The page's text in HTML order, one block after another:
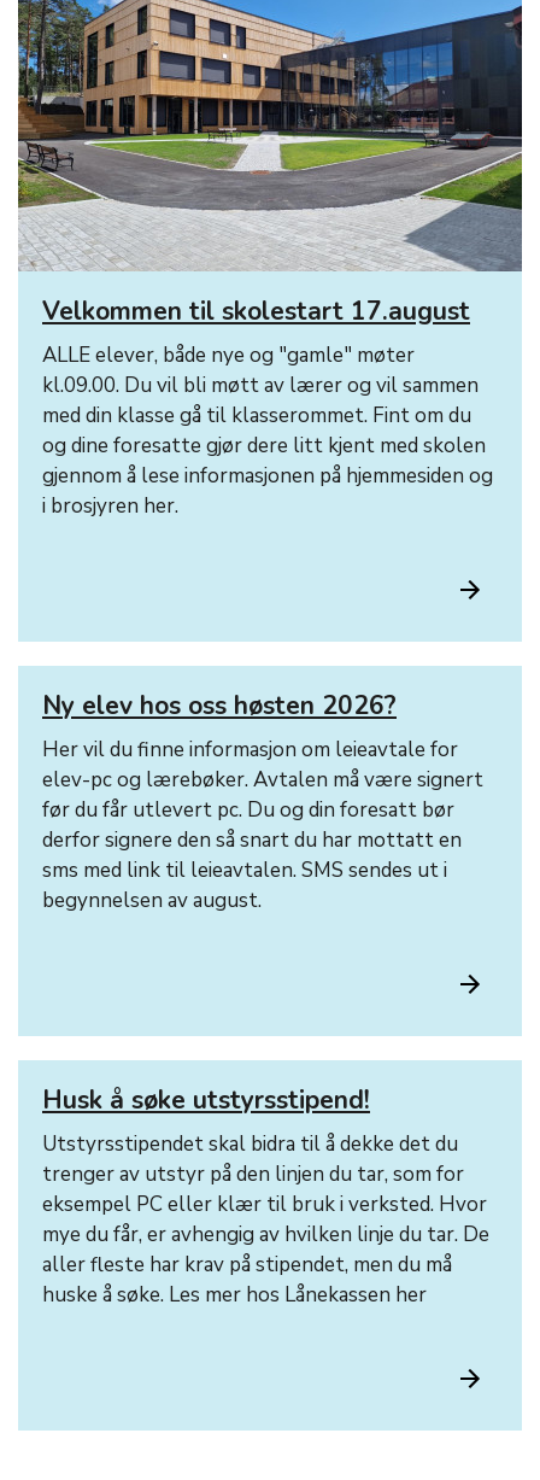
Velkommen til skolestart 17.august
ALLE elever, både nye og "gamle" møter
kl.09.00. Du vil bli møtt av lærer og vil sammen
med din klasse gå til klasserommet. Fint om du
og dine foresatte gjør dere litt kjent med skolen
gjennom å lese informasjonen på hjemmesiden og
i brosjyren her.
Ny elev hos oss høsten 2026?
Her vil du finne informasjon om leieavtale for
elev-pc og lærebøker. Avtalen må være signert
før du får utlevert pc. Du og din foresatt bør
derfor signere den så snart du har mottatt en
sms med link til leieavtalen. SMS sendes ut i
begynnelsen av august.
Husk å søke utstyrsstipend!
Utstyrsstipendet skal bidra til å dekke det du
trenger av utstyr på den linjen du tar, som for
eksempel PC eller klær til bruk i verksted. Hvor
mye du får, er avhengig av hvilken linje du tar. De
aller fleste har krav på stipendet, men du må
huske å søke. Les mer hos Lånekassen her